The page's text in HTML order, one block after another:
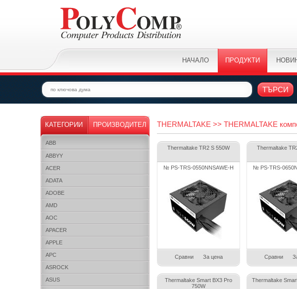
НАЧАЛО ПРОДУКТИ
ТЪРСИ
КАТЕГОРИИ ПРОИЗВОДИТЕЛ
ABB
ABBYY
ACER
ADATA
ADOBE
AMD
AOC
APACER
APPLE
APC
ASROCK
ASUS
THERMALTAKE >> THERMALTAKE
Thermaltake TR2 S 550W
№ PS-TRS-0550NNSAWE-H
Сравни За цена
Thermaltake
№ PS-TRS-
Сравни
Thermaltake Smart BX3 Pro
750W
Thermaltake